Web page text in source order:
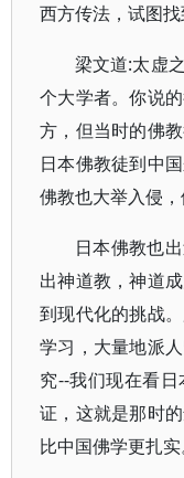
西方传法，试图找
梁文道:太虚
个大学者。你说
方，但当时的佛
日本佛教徒到中
佛教也大举入侵，
日本佛教也
出神道教，神道
到现代化的挑战
学习，大量地派
究--我们现在看
证，这就是那时
比中国佛学更扎实